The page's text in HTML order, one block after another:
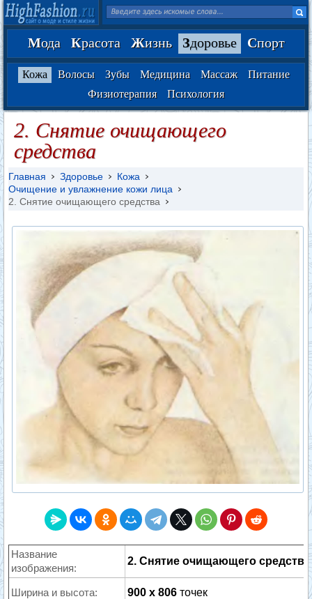
Мода Красота Жизнь Здоровье Спорт
Кожа Волосы Зубы Медицина Массаж
Питание
Физиотерапия
Психология
2. Снятие очищающего
средства
Главная Здоровье
Кожа
Очищение и увлажнение кожи лица
2. Снятие очищающего средства
Название
изображения:
2. Снятие очищающего средства
Ширина и высота: 900 x 806 точек